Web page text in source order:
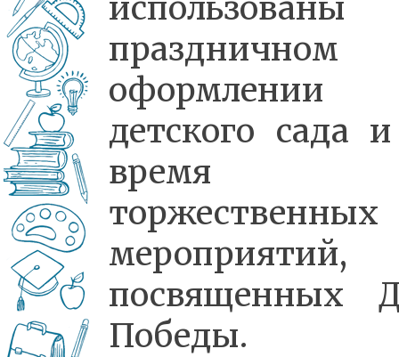
праздничном
оформлении
детского сада
время
торжественных
мероприятий,
посвященных
Победы.